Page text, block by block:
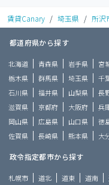
賃貸Canary / 埼玉県 / 所沢
都道府県から探す
北海道 青森県 岩手県 宮
栃木県
群馬県 埼玉県 千
石川県
福井県 山梨県 長
滋賀県
京都府 大阪府 兵
岡山県
広島県 山口県 徳
佐賀県
長崎県 熊本県 大
政令指定都市から探す
札幌市 道北 道東 道南